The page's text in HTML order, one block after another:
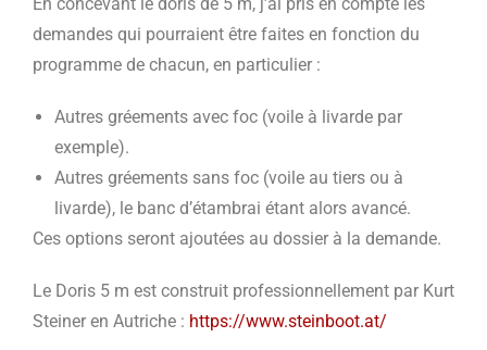
demandes qui pourraient être faites en fonction du
programme de chacun, en particulier :
Autres gréements avec foc (voile à livarde par
exemple).
Autres gréements sans foc (voile au tiers ou à
livarde), le banc d’étambrai étant alors avancé.
Ces options seront ajoutées au dossier à la demande.
Le Doris 5 m est construit professionnellement par Kurt
Steiner en Autriche : https://www.steinboot.at/